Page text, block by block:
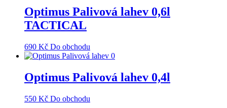
Optimus Palivová lahev 0,6l
TACTICAL
690 Kč Do obchodu
Optimus Palivová lahev 0,4l
550 Kč Do obchodu